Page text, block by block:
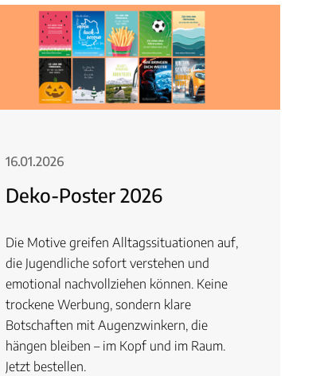
16.01.2026
Deko-Poster 2026
Die Motive greifen Alltagssituationen auf,
die Jugendliche sofort verstehen und
emotional nachvollziehen können. Keine
trockene Werbung, sondern klare
Botschaften mit Augenzwinkern, die
hängen bleiben – im Kopf und im Raum.
Jetzt bestellen.